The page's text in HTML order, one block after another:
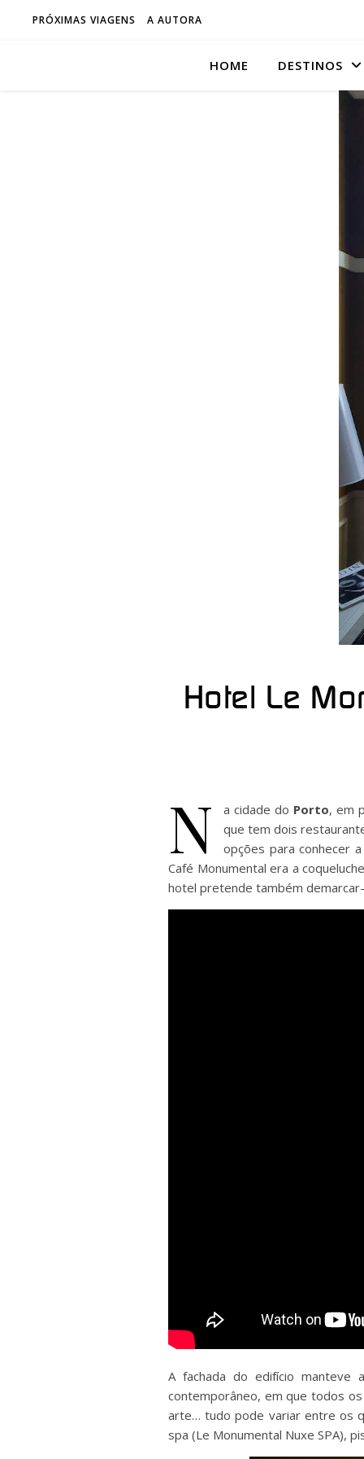
PRÓXIMAS VIAGENS A AUTORA
HOME DESTINOS
Hotel Le
N a cidade do Porto, em
que tem dois
opções para conhecer
Café Monumental era a
hotel pretende também
A fachada do edifício
contemporâneo, em que todos
arte… tudo pode variar entre os
spa (Le Monumental Nuxe SPA),